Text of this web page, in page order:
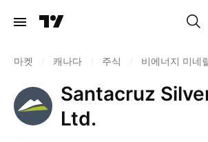
마켓 캐나다 주식 비에너지 미네
Santacruz
Ltd.